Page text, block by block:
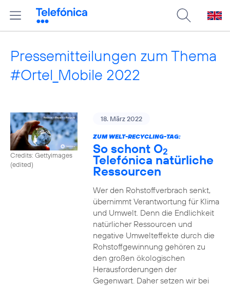
Pressemitteilungen zum Thema
#Ortel_Mobile 2022
Credits: Gettyimages
(edited)
18. März 2022
ZUM WELT-RECYCLING-TAG:
So schont O2
Telefónica natürliche
Ressourcen
Wer den Rohstoffverbrach senkt,
übernimmt Verantwortung für Klima
und Umwelt. Denn die Endlichkeit
natürlicher Ressourcen und
negative Umwelteffekte durch die
Rohstoffgewinnung gehören zu
den großen ökologischen
Herausforderungen der
Gegenwart. Daher setzen wir bei